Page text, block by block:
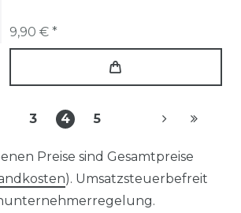
9,90 € *
3 4 5
Preise sind Gesamtpreise
). Umsatzsteuerbefreit